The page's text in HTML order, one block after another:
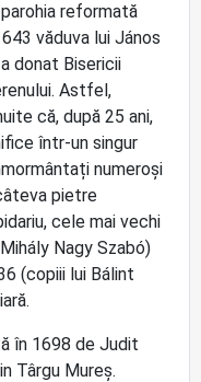
reformată
văduva lui János
donat Bisericii
Astfel,
că, după 25 ani,
într-un singur
numeroși
pietre
cele mai vechi
Nagy Szabó)
(copiii lui Bálint
în 1698 de Judit
Târgu Mureș.